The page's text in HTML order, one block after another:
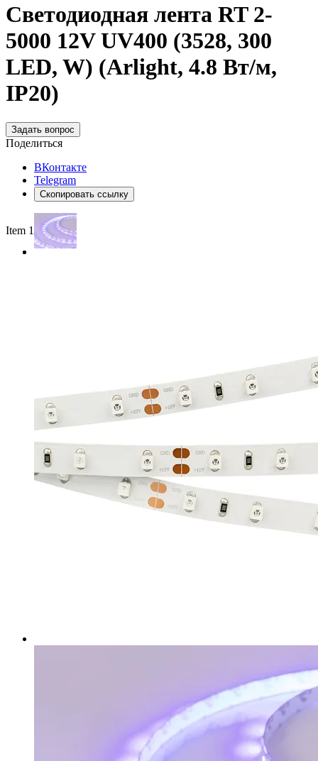
Светодиодная лента RT 2-
5000 12V UV400 (3528, 300
LED, W) (Arlight, 4.8 Вт/м,
IP20)
Задать вопрос
Поделиться
ВКонтакте
Telegram
Скопировать ссылку
Item 1 of 2